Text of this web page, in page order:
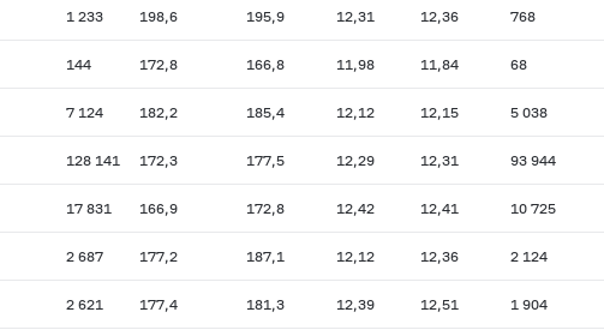
1 233 198,6 195,9 12,31 12,36 768
144 172,8 166,8 11,98 11,84 68
7 124 182,2 185,4 12,12 12,15 5 038
128 141 172,3 177,5 12,29 12,31 93 944
17 831 166,9 172,8 12,42 12,41 10 725
2 687 177,2 187,1 12,12 12,36 2 124
2 621 177,4 181,3 12,39 12,51 1 904